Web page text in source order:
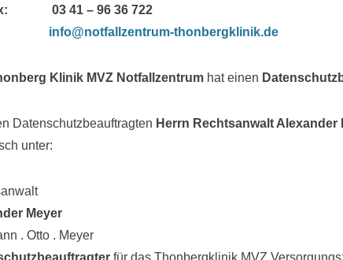
03 41 – 96 36 722
info@notfallzentrum-thonbergklinik.de
Klinik MVZ Notfallzentrum hat einen
Datenschutzbeauftragten Herrn Rechtsanwalt Alexander
unter:
Meyer
. Otto . Meyer
für das Thonbergklinik MVZ